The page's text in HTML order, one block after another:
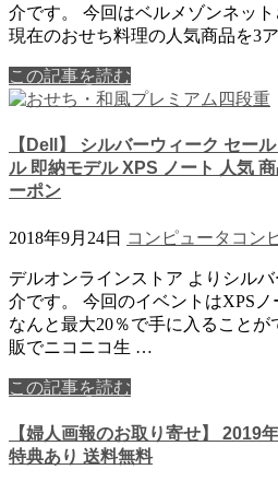
介です。 今回はベルメゾンネット
現在のおせち料理の人気商品を3
この記事を読む
【Dell】 シルバーウィーク セー
ル 即納モデル XPS ノート 人気
ーポン
2018年9月24日 コンピュータ コン
デルオンラインストア よりシル
介です。 今回のイベントはXPS
なんと最大20％で手に入ることが
販でニコニコ生 …
この記事を読む
【婦人画報のお取り寄せ】 2019
特典あり 送料無料